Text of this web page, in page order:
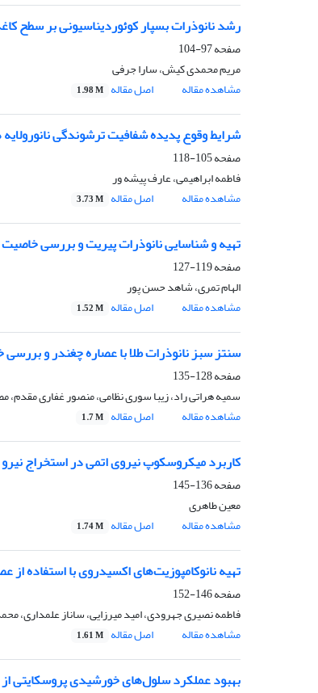
رشد نانوذرات بسپار کوئوردیناسیونی بر سطح
صفحه97-104
مریم محمدی کیش، سارا جرفی
مشاهده مقاله
اصل مقاله 1.98 M
شرایط وقوع پدیده شفافیت ترشوندگی
صفحه105-118
فاطمه ابراهیمی، عارف پیشه ور
مشاهده مقاله
اصل مقاله 3.73 M
تهیه و شناسایی نانوذرات پیریت و بررسی
صفحه119-127
الهام تمری، شاهد حسن پور
مشاهده مقاله
اصل مقاله 1.52 M
سنتز سبز نانوذرات طلا با عصاره چغندر و
صفحه128-135
سمیه هراتی راد، زیبا سوری نظامی، منصور غفاری
مشاهده مقاله
اصل مقاله 1.7 M
کاربرد میکروسکوپ نیروی اتمی در استخراج
صفحه136-145
معین طاهری
مشاهده مقاله
اصل مقاله 1.74 M
تهیه نانوکامپوزیت‌های اکسیدروی با استفاده
صفحه146-152
فاطمه نصیری جهرودی، امید میرزایی، ساناز علمداری،
مشاهده مقاله
اصل مقاله 1.61 M
بهبود عملکرد سلول‌های خورشیدی پروسکایتی از